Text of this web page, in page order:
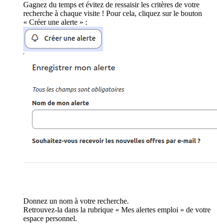
Gagnez du temps et évitez de ressaisir les critères de votre
recherche à chaque visite ! Pour cela, cliquez sur le bouton
« Créer une alerte » :
Donnez un nom à votre recherche.
Retrouvez-la dans la rubrique « Mes alertes emploi » de votre
espace personnel.